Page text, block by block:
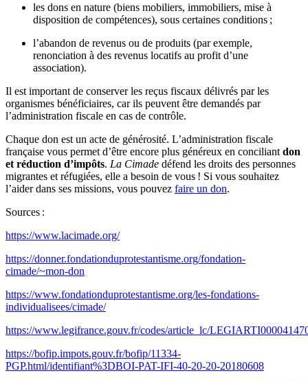
les dons en nature (biens mobiliers, immobiliers, mise à
disposition de compétences), sous certaines conditions ;
l’abandon de revenus ou de produits (par exemple,
renonciation à des revenus locatifs au profit d’une
association).
Il est important de conserver les reçus fiscaux délivrés par les
organismes bénéficiaires, car ils peuvent être demandés par
l’administration fiscale en cas de contrôle.
Chaque don est un acte de générosité. L’administration fiscale
française vous permet d’être encore plus généreux en conciliant don
et réduction d’impôts. La Cimade défend les droits des personnes
migrantes et réfugiées, elle a besoin de vous ! Si vous souhaitez
l’aider dans ses missions, vous pouvez faire un don.
Sources :
https://www.lacimade.org/
https://donner.fondationduprotestantisme.org/fondation-
cimade/~mon-don
https://www.fondationduprotestantisme.org/les-fondations-
individualisees/cimade/
https://www.legifrance.gouv.fr/codes/article_lc/
https://bofip.impots.gouv.fr/bofip/11334-
PGP.html/identifiant%3DBOI-PAT-IFI-40-20-20-20180608